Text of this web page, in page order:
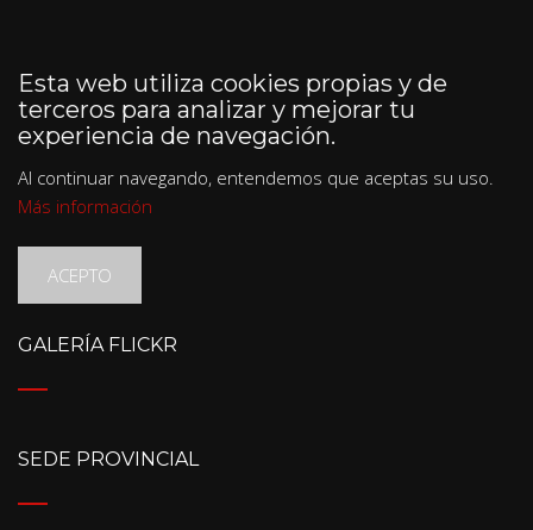
Esta web utiliza cookies propias y de
terceros para analizar y mejorar tu
experiencia de navegación.
Al continuar navegando, entendemos que aceptas su uso.
Más información
ACEPTO
GALERÍA FLICKR
SEDE PROVINCIAL